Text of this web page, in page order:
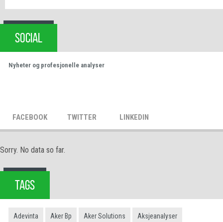
SOCIAL
Nyheter og profesjonelle analyser
FACEBOOK TWITTER LINKEDIN
Sorry. No data so far.
TAGS
Adevinta Aker Bp Aker Solutions Aksjeanalyser